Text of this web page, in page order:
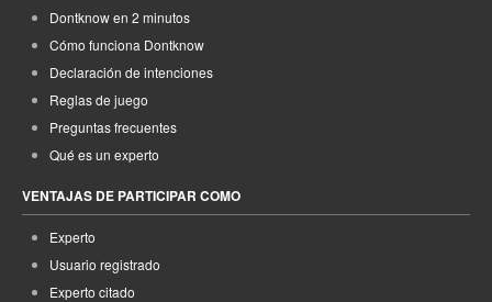
Dontknow en 2 minutos
Cómo funciona Dontknow
Declaración de intenciones
Reglas de juego
Preguntas frecuentes
Qué es un experto
VENTAJAS DE PARTICIPAR COMO
Experto
Usuario registrado
Experto citado